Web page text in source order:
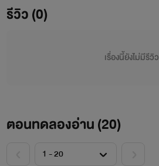
รีวิว (0)
เรื่องนี้ยังไม่มีรีวิว
ตอนทดลองอ่าน (20)